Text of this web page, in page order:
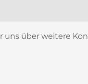
uns über weitere